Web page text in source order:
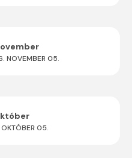
NOVEMBER 05.
05.